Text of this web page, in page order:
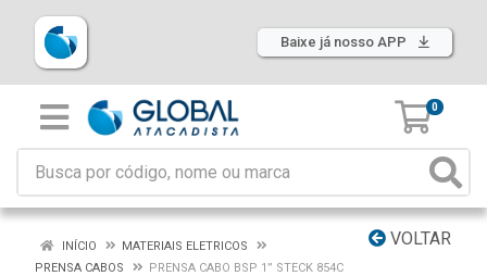
Baixe já nosso APP
0
VOLTAR
INÍCIO
MATERIAIS ELETRICOS
PRENSA CABOS
PRENSA CABO BSP 1” STECK 854C